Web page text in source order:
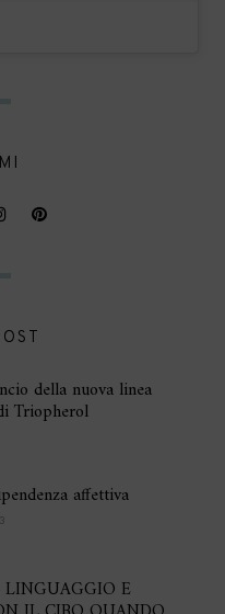
della nuova linea
Triopherol
affettiva
LINGUAGGIO E